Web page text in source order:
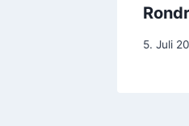
Von
5. Juli